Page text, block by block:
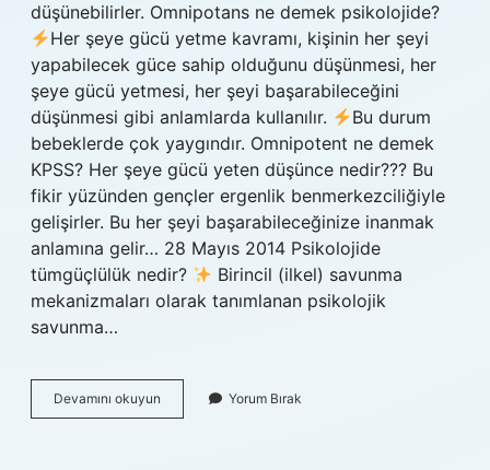
düşünebilirler. Omnipotans ne demek psikolojide?
Her şeye gücü yetme kavramı, kişinin her şeyi
yapabilecek güce sahip olduğunu düşünmesi, her
şeye gücü yetmesi, her şeyi başarabileceğini
düşünmesi gibi anlamlarda kullanılır.
Bu durum
bebeklerde çok yaygındır. Omnipotent ne demek
KPSS? Her şeye gücü yeten düşünce nedir??? Bu
fikir yüzünden gençler ergenlik benmerkezciliğiyle
gelişirler. Bu her şeyi başarabileceğinize inanmak
anlamına gelir… 28 Mayıs 2014 Psikolojide
tümgüçlülük nedir?
Birincil (ilkel) savunma
mekanizmaları olarak tanımlanan psikolojik
savunma…
Devamını okuyun Omnipotent
Ne
Yorum Bırak